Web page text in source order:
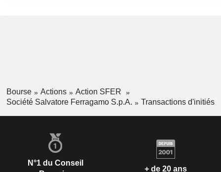
Bourse Actions
Action SFER
Société Salvatore Ferragamo S.p.A.
Transactions d'initiés
N°1 du Conseil
+ de 20 ans